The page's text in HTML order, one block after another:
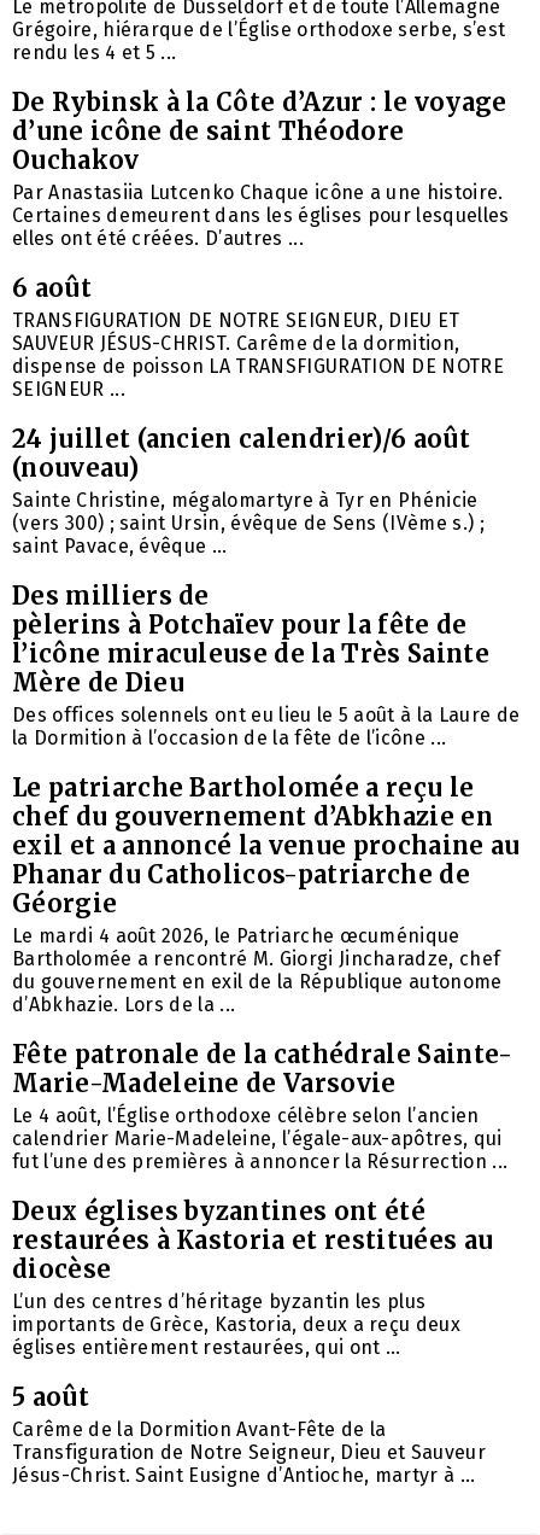
Le métropolite de Düsseldorf et de toute l’Allemagne
Grégoire, hiérarque de l’Église orthodoxe serbe, s’est
rendu les 4 et 5 ...
De Rybinsk à la Côte d’Azur : le voyage
d’une icône de saint Théodore
Ouchakov
Par Anastasiia Lutcenko Chaque icône a une histoire.
Certaines demeurent dans les églises pour lesquelles
elles ont été créées. D’autres ...
6 août
TRANSFIGURATION DE NOTRE SEIGNEUR, DIEU ET
SAUVEUR JÉSUS-CHRIST. Carême de la dormition,
dispense de poisson LA TRANSFIGURATION DE NOTRE
SEIGNEUR ...
24 juillet (ancien calendrier)/6 août
(nouveau)
Sainte Christine, mégalomartyre à Tyr en Phénicie
(vers 300) ; saint Ursin, évêque de Sens (IVème s.) ;
saint Pavace, évêque ...
Des milliers de
pèlerins à Potchaïev pour la fête de
l’icône miraculeuse de la Très Sainte
Mère de Dieu
Des offices solennels ont eu lieu le 5 août à la Laure de
la Dormition à l’occasion de la fête de l’icône ...
Le patriarche Bartholomée a reçu le
chef du gouvernement d’Abkhazie en
exil et a annoncé la venue prochaine au
Phanar du Catholicos-patriarche de
Géorgie
Le mardi 4 août 2026, le Patriarche œcuménique
Bartholomée a rencontré M. Giorgi Jincharadze, chef
du gouvernement en exil de la République autonome
d’Abkhazie. Lors de la ...
Fête patronale de la cathédrale Sainte-
Marie-Madeleine de Varsovie
Le 4 août, l’Église orthodoxe célèbre selon l’ancien
calendrier Marie-Madeleine, l’égale-aux-apôtres, qui
fut l’une des premières à annoncer la Résurrection ...
Deux églises byzantines ont été
restaurées à Kastoria et restituées au
diocèse
L’un des centres d’héritage byzantin les plus
importants de Grèce, Kastoria, deux a reçu deux
églises entièrement restaurées, qui ont ...
5 août
Carême de la Dormition Avant-Fête de la
Transfiguration de Notre Seigneur, Dieu et Sauveur
Jésus-Christ. Saint Eusigne d’Antioche, martyr à ...